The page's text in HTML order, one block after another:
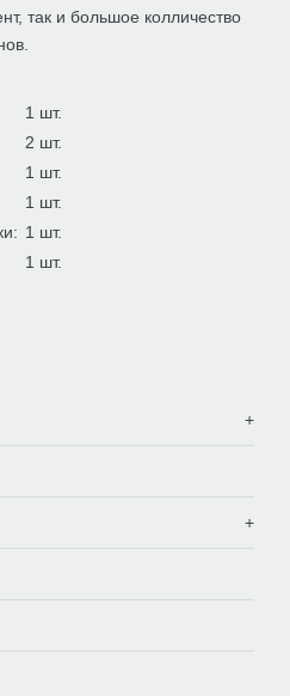
так и большое колличество
1 шт.
2 шт.
1 шт.
1 шт.
1 шт.
1 шт.